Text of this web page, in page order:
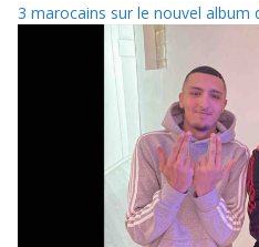
3 marocains sur le nouvel album